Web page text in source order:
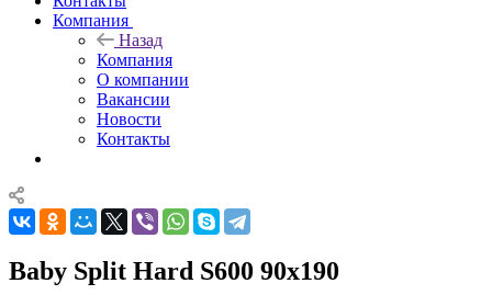
Компания
Назад
Компания
О компании
Вакансии
Новости
Контакты
Baby Split Hard S600 90x190